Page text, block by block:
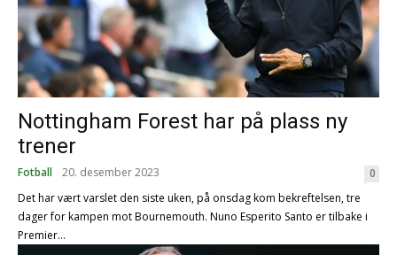
Nottingham Forest har på plass ny
trener
Fotball 20. desember 2023
0
Det har vært varslet den siste uken, på onsdag kom bekreftelsen, tre
dager for kampen mot Bournemouth. Nuno Esperito Santo er tilbake i
Premier...